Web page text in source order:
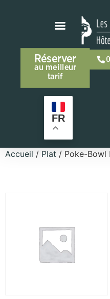
Réserver
au meilleur
tarif
FR
Accueil / Plat / Poke-Bowl